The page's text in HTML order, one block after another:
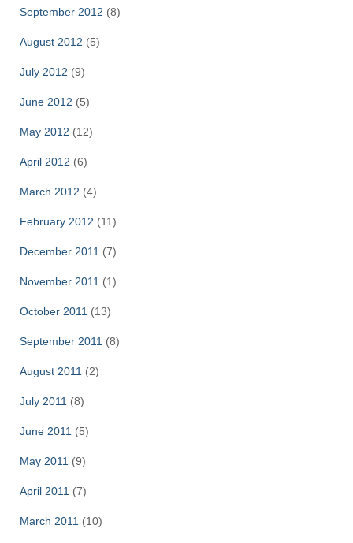
September 2012 (8)
August 2012 (5)
July 2012 (9)
June 2012 (5)
May 2012 (12)
April 2012 (6)
March 2012 (4)
February 2012 (11)
December 2011 (7)
November 2011 (1)
October 2011 (13)
September 2011 (8)
August 2011 (2)
July 2011 (8)
June 2011 (5)
May 2011 (9)
April 2011 (7)
March 2011 (10)